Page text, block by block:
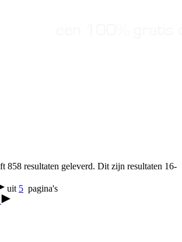
858 resultaten geleverd. Dit zijn resultaten 16-
uit 5 pagina's